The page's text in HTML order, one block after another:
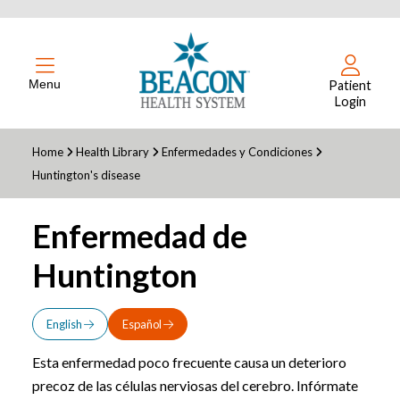
Menu
Patient
Login
Home Health Library
Enfermedades y Condiciones
Huntington's disease
Enfermedad de
Huntington
English Español
Esta enfermedad poco frecuente causa un deterioro
precoz de las células nerviosas del cerebro. Infórmate